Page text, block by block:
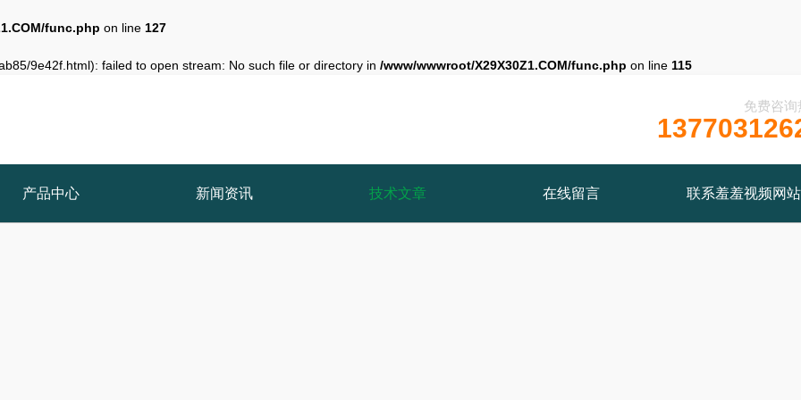
func.php on line 127
9e42f.html): failed to open stream: No such file or directory in /www/wwwroot/X29X30Z1.COM/func.php on line 115
免费咨询
产品中心 新闻资讯 技术文章 在线留言 联系羞羞视频网站